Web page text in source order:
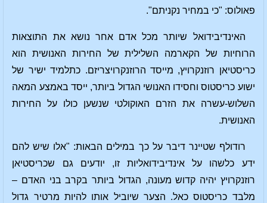
פאולוס: "כי במחיר נקניתם".
האינדיבידואל שיותר מכל אדם אחר נושא את התוצאות
הרוחיות של הקארמה השלילית של החירות האנושית הוא
כריסטיאן רוזנקרויץ, מייסד הרוזנקרויצריזם. כתלמיד ישיר של
ישוע כריסטוס וחסידו האנושי הגדול ביותר, ייסד באמצע המאה
השלוש-עשרה את הזרם האוקולטי שנשען כולו על החירות
האנושית.
רודולף שטיינר דיבר על כך במילים הבאות: "אלו שיש להם
ידע כלשהו על אינדיבידואליות זו, יודעים גם שכריסטיאן
רוזנקרויץ יהיה קדוש מעונה, הגדול ביותר בקרב בני האדם –
מלבד כריסטוס כאל. הצער שיוביל אותו להיות מרטיר גדול